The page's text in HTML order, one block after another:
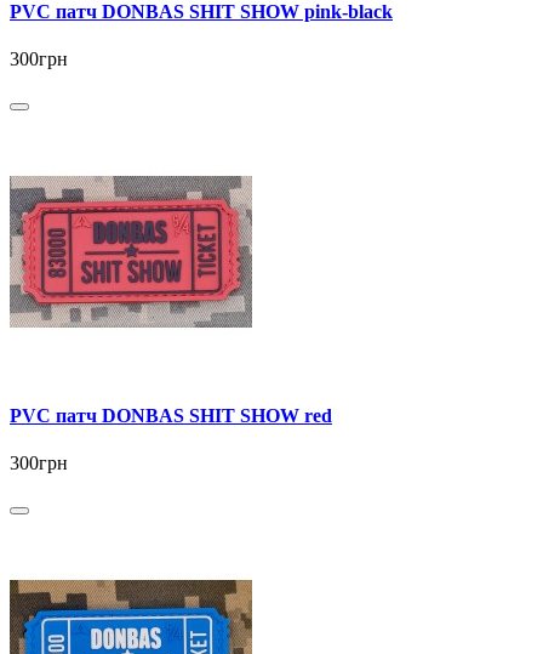
PVC патч DONBAS SHIT SHOW pink-black
300грн
PVC патч DONBAS SHIT SHOW red
300грн